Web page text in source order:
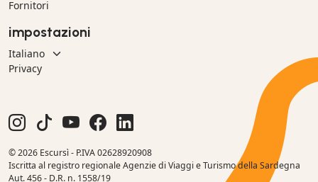
Fornitori
impostazioni
Privacy
© 2026 Escursì - P.IVA 02628920908
Iscritta al registro regionale Agenzie di Viaggi e Turismo della Sardegna
Aut. 456 - D.R. n. 1558/19